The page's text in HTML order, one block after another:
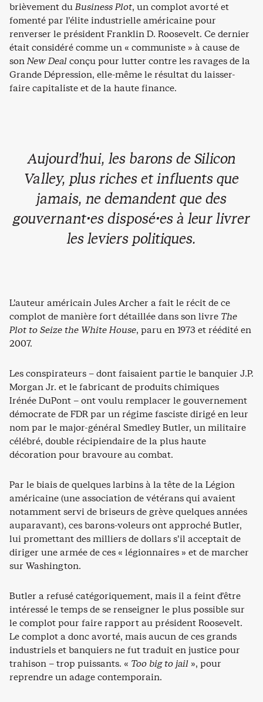
brièvement duBusiness Plot, un complot avorté et
fomenté par l’élite industrielle américaine pour
renverser le président Franklin D. Roosevelt. Ce dernier
était considéré comme un « communiste » à cause de
sonNew Dealconçu pour lutter contre les ravages de la
Grande Dépression, elle-même le résultat du laisser-
faire capitaliste et de la haute finance.
Aujourd’hui, les barons de Silicon
Valley, plus riches et influents que
jamais, ne demandent que des
gouvernant·es disposé·es à leur livrer
les leviers politiques.
L’auteur américain Jules Archer a fait le récit de ce
complot de manière fort détaillée dans son livre The
Plot to Seize the White House, paru en 1973 et réédité en
2007.
Les conspirateurs – dont faisaient partie le banquier J.P.
Morgan Jr. et le fabricant de produits chimiques
Irénée DuPont – ont voulu remplacer le gouvernement
démocrate de FDR par un régime fasciste dirigé en leur
nom par le major-général Smedley Butler, un militaire
célébré, double récipiendaire de la plus haute
décoration pour bravoure au combat.
Par le biais de quelques larbins à la tête de la Légion
américaine (une association de vétérans qui avaient
notamment servi de briseurs de grève quelques années
auparavant), ces barons-voleurs ont approché Butler,
lui promettant des milliers de dollars s’il acceptait de
diriger une armée de ces « légionnaires » et de marcher
sur Washington.
Butler a refusé catégoriquement, mais il a feint d’être
intéressé le temps de se renseigner le plus possible sur
le complot pour faire rapport au président Roosevelt.
Le complot a donc avorté, mais aucun de ces grands
industriels et banquiers ne fut traduit en justice pour
trahison – trop puissants. « Too big to jail », pour
reprendre un adage contemporain.